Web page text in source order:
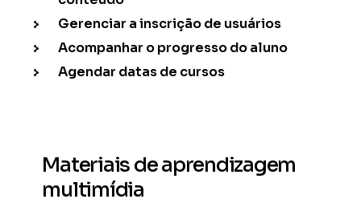
Gerenciar a inscrição de usuários
Acompanhar o progresso do aluno
Agendar datas de cursos
Materiais de aprendizagem
multimídia